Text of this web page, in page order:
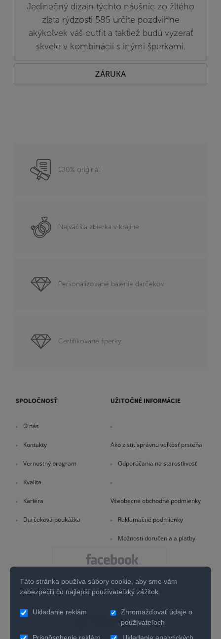
Jedinečný dizajn týchto náušníc zo žltého
zlata rýdzosti 585 určite pozdvihne
akýkoľvek váš outfit a taktiež budú vyzerať
skvele v kombinácii s inými šperkami.
ZÁRUKA
100% originál
Najväčšia zbierka v krajine
Personalizované balenie darčekov
Certifikované šperky
SPOLOČNOSŤ
O nás
Kontakty
Vernostný program
Kvalita
Kariéra
Darčeková poukážka
UŽITOČNÉ INFORMÁCIE
Ako zistiť správnu veľkosť prsteňa
Odporúčania na starostlivosť
Všeobecné obchodné podmienky
Reklamačné podmienky
Možnosti doručenia a platby
Táto stránka používa súbory cookie, aby sme vám
zabezpečili čo najlepší používateľský zážitok.
Ukladanie reklám
Zhromažďovať údaje o
používateľoch